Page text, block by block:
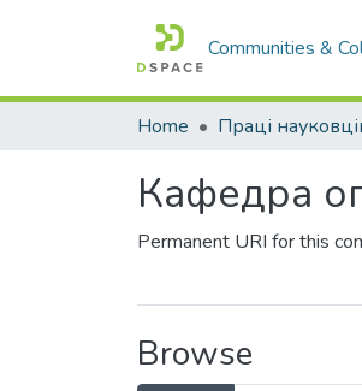
Communities &
Home
Кафедра
Permanent URI for this
Browse